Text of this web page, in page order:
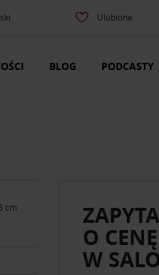
Ulubione
BLOG PODCASTY
cm
O CENĘ
W